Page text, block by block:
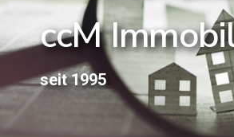
ccM
seit 1995